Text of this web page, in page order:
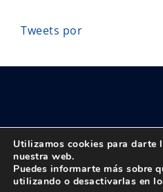
Tweets por
© Copyright 2018 - 2026 UPTA |
|Política de
Utilizamos cookies para darte
nuestra web.
Puedes informarte más sobre
utilizando o desactivarlas en